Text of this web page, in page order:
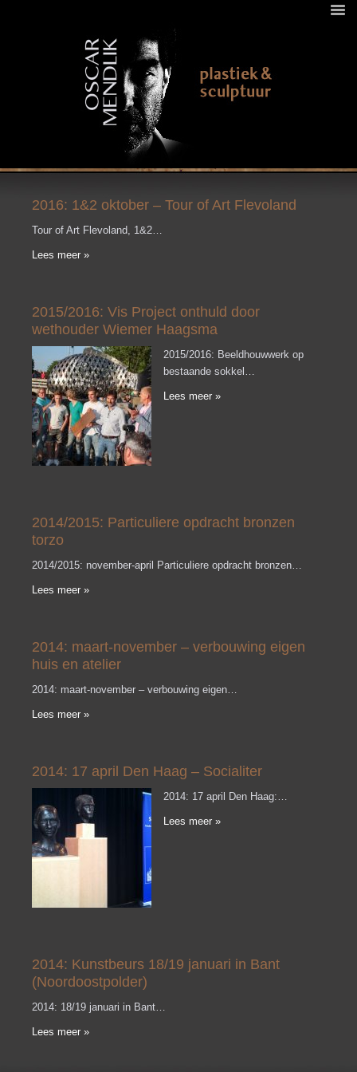
2016: 1&2 oktober – Tour of Art Flevoland
Tour of Art Flevoland, 1&2…
Lees meer »
2015/2016: Vis Project onthuld door
wethouder Wiemer Haagsma
2015/2016: Beeldhouwwerk op
bestaande sokkel…
Lees meer »
2014/2015: Particuliere opdracht bronzen
torzo
2014/2015: november-april Particuliere opdracht bronzen…
Lees meer »
2014: maart-november – verbouwing eigen
huis en atelier
2014: maart-november – verbouwing eigen…
Lees meer »
2014: 17 april Den Haag – Socialiter
2014: 17 april Den Haag:…
Lees meer »
2014: Kunstbeurs 18/19 januari in Bant
(Noordoostpolder)
2014: 18/19 januari in Bant…
Lees meer »